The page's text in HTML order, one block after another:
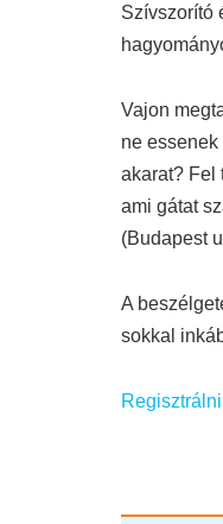
Szívszorító
Vajon
ne
akarat? Fel
ami gátat
(Budapest
A
sokkal